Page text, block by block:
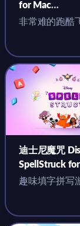
for Mac
非常难的跑酷
迪士尼魔咒
SpellStruck
v3.4.1 英文原
趣味填字拼写